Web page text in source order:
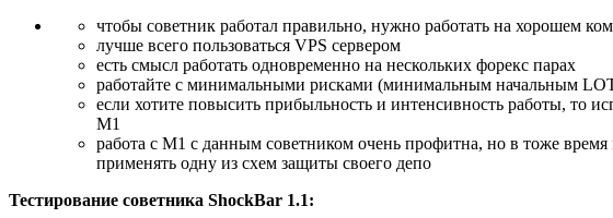
чтобы советник работал правильно, нужно работать на хорошем
лучше всего пользоваться VPS сервером
есть смысл работать одновременно на нескольких форекс парах
работайте с минимальными рисками (минимальным начальным
если хотите повысить прибыльность и интенсивность работы,
М1
работа с М1 с данным советником очень профитна, но в тоже
применять одну из схем защиты своего депо
Тестирование советника ShockBar 1.1: